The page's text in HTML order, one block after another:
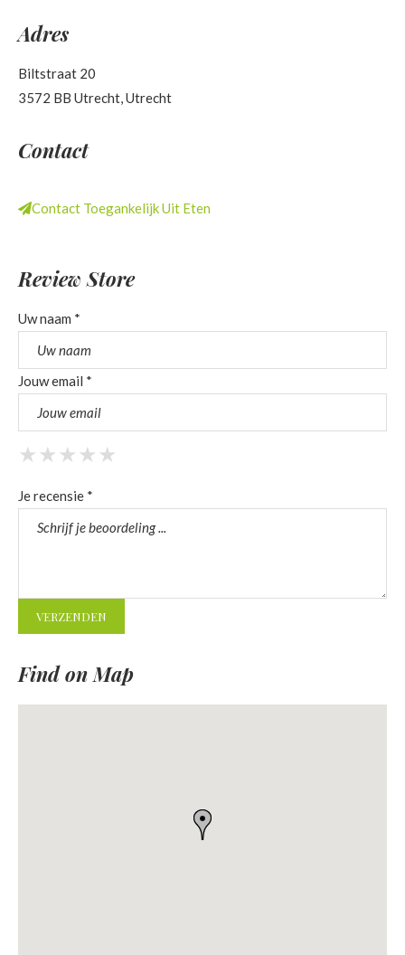
Adres
Biltstraat 20
3572 BB Utrecht, Utrecht
Contact
Contact Toegankelijk Uit Eten
Review Store
Uw naam *
Jouw email *
★
★ ★
★ ★ ★
★ ★ ★ ★
★ ★ ★ ★ ★
Je recensie *
Find on Map